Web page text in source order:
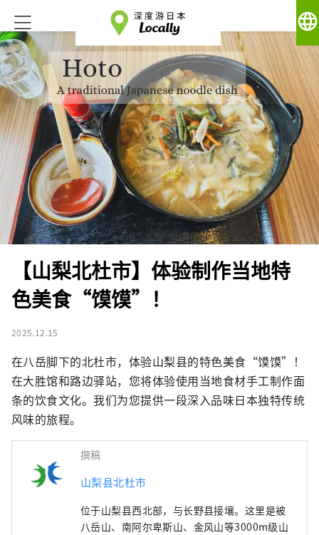
language
【山梨北杜市】体验制作当地特
色美食“馍馍”！
2025.12.15
在八岳脚下的北杜市，体验山梨县的特色美食“馍馍”！
在大胜馆和路边驿站，您将体验使用当地食材手工制作面
条的饮食文化。我们为您提供一段深入品味日本独特传统
风味的旅程。
撰稿
山梨县北杜市
位于山梨县西北部，与长野县接壤。这里是被
八岳山、南阿尔卑斯山、金风山等3000m级山